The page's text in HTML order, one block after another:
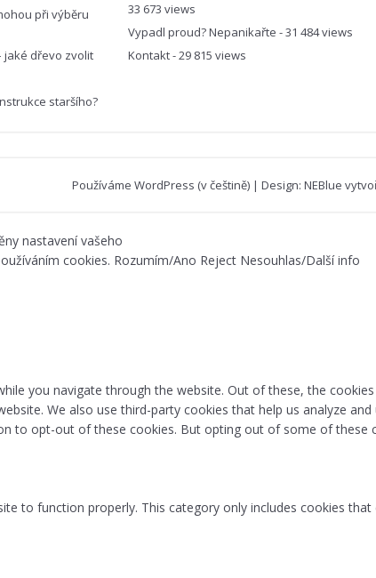
při výběru
jaké dřevo zvolit
staršího?
33 673 views
Vypadl proud? Nepanikařte - 31 484 views
Kontakt- 29 815 views
Používáme WordPress (v češtině) | Design: NEBlue
nastavení vašeho
cookies. Rozumím/Ano Reject Nesouhlas/Další info
you navigate through the website. Out of these, the
We also use third-party cookies that help us analyze
to opt-out of these cookies. But opting out of some of these
to function properly. This category only includes cookies